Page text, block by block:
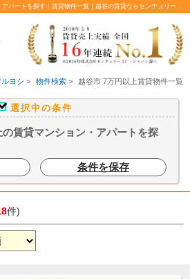
越谷で家賃7万円以上の賃貸マンション・アパートを探す｜賃貸物件一覧｜越谷の賃貸ならセンチュリー21マルヨシ
ヨシ > 物件検索> 越谷市 7万円以上賃貸物件一覧
選択中の条件
賃貸マンション・アパートを探
条件を保存
件)